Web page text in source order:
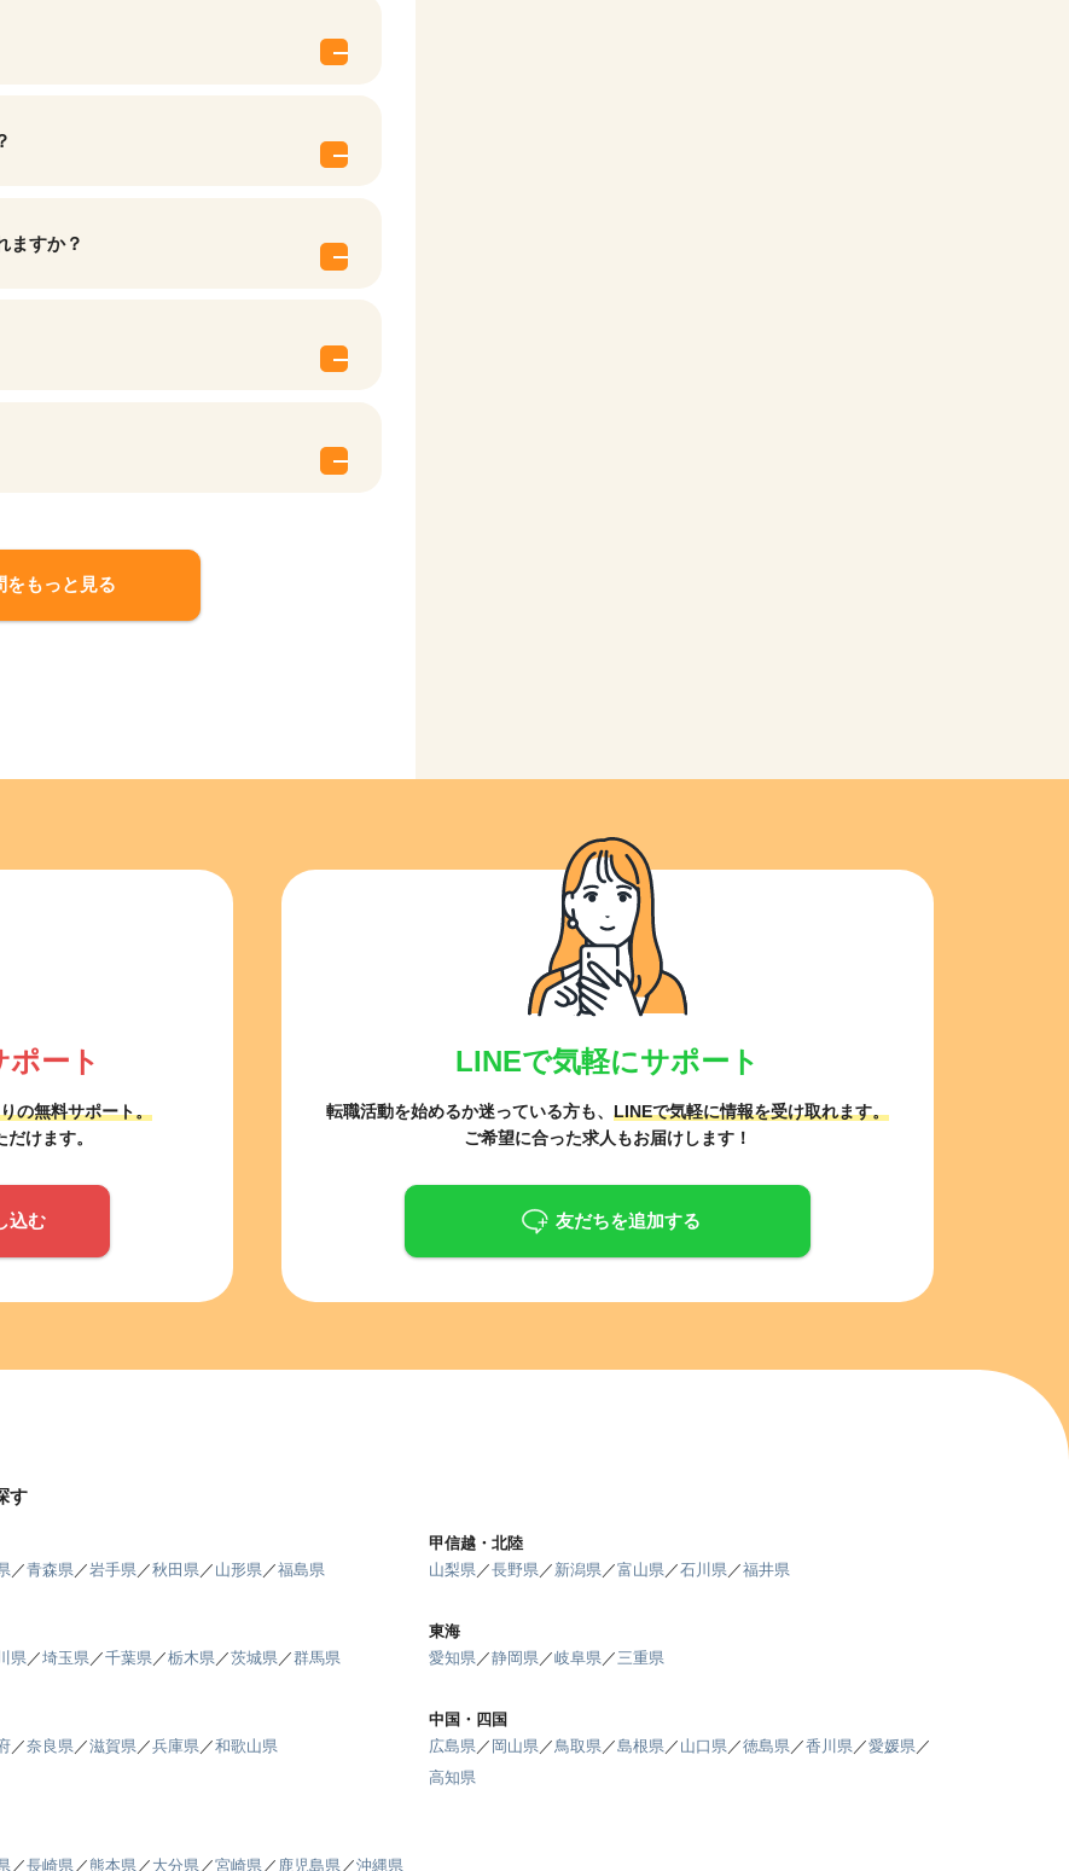
ますか？
をもっと見る
ート
の無料サポート。
けます。
込む
LINEで気軽にサポート
転職活動を始めるか迷っている方も、 LINEで気軽に情報を受け取れます。
ご希望に合った求人もお届けします！
友だちを追加する
す
／青森県／岩手県／秋田県／ 山形県／福島県
甲信越・北陸
山梨県／長野県／ 新潟県／富山県／石川県／福井県
県／埼玉県／千葉県／栃木県／茨城県／群馬県
東海
愛知県／静岡県／岐阜県／三重県
／奈良県／滋賀県／兵庫県／和歌山県
中国・四国
広島県／ 岡山県／鳥取県／島根県／ 山口県／徳島県／香川県／愛媛県／
高知県
／長崎県／ 熊本県／ 大分県／宮崎県／ 鹿児島県／沖縄県